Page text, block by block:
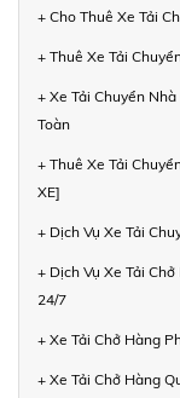
+ Cho Thuê Xe Tải
+ Thuê Xe Tải
+ Xe Tải Chuyển
Toàn
+ Thuê Xe Tải
XE]
+ Dịch Vụ Xe Tải
+ Dịch Vụ Xe Tải
24/7
+ Xe Tải Chở Hàng
+ Xe Tải Chở Hàng